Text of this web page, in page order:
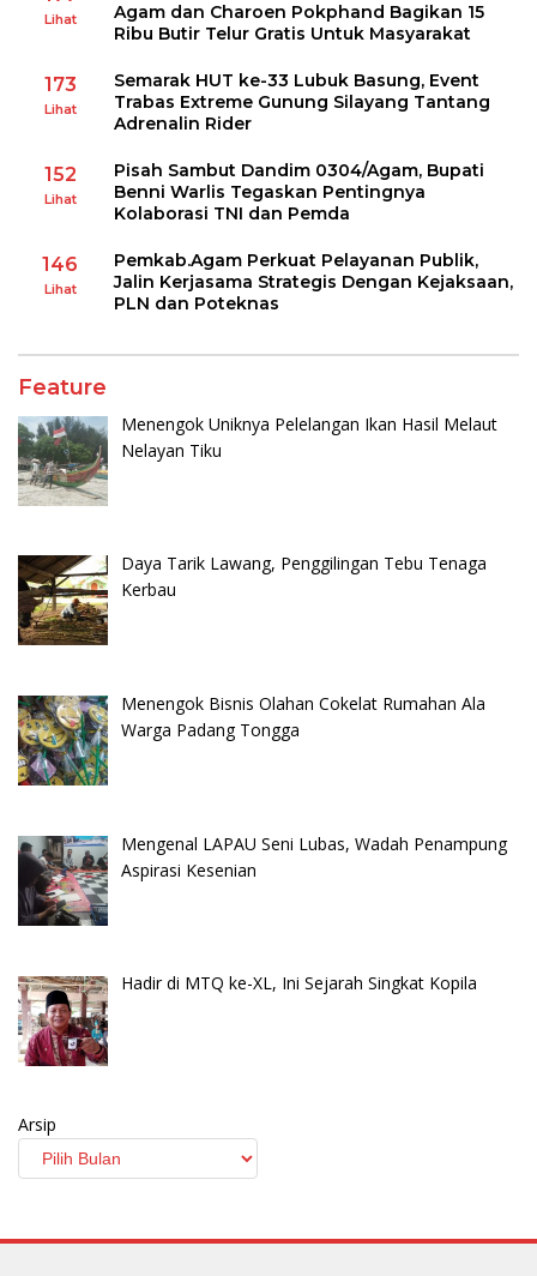
Lihat
Agam dan Charoen Pokphand Bagikan 15
Ribu Butir Telur Gratis Untuk Masyarakat
173
Lihat
Semarak HUT ke-33 Lubuk Basung, Event
Trabas Extreme Gunung Silayang Tantang
Adrenalin Rider
152
Lihat
Pisah Sambut Dandim 0304/Agam, Bupati
Benni Warlis Tegaskan Pentingnya
Kolaborasi TNI dan Pemda
146
Lihat
Pemkab.Agam Perkuat Pelayanan Publik,
Jalin Kerjasama Strategis Dengan Kejaksaan,
PLN dan Poteknas
Feature
Menengok Uniknya Pelelangan Ikan Hasil Melaut
Nelayan Tiku
Daya Tarik Lawang, Penggilingan Tebu Tenaga
Kerbau
Menengok Bisnis Olahan Cokelat Rumahan Ala
Warga Padang Tongga
Mengenal LAPAU Seni Lubas, Wadah Penampung
Aspirasi Kesenian
Hadir di MTQ ke-XL, Ini Sejarah Singkat Kopila
Arsip